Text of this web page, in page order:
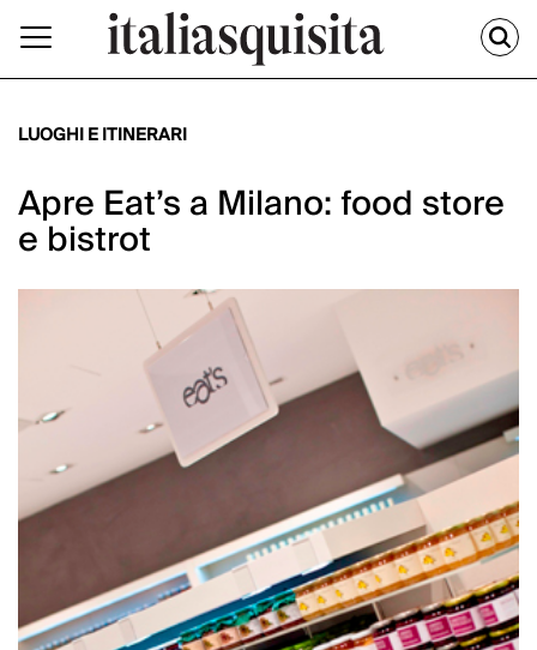
LUOGHI E ITINERARI
Apre Eat’s a Milano: food store
e bistrot